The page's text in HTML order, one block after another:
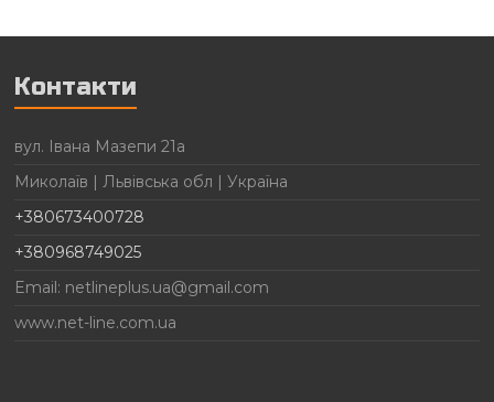
Контакти
вул. Івана Мазепи 21а
Миколаїв | Львівська обл | Україна
+380673400728
+380968749025
Email: netlineplus.ua@gmail.com
www.net-line.com.ua